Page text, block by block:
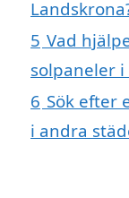
5 Vad
solpaneler i
6 Sök efter
i andra